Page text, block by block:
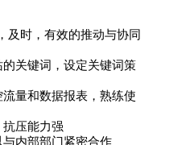
及时，有效的推动与协同
关键词，设定关键词策
量和数据报表，熟练使
压能力强
内部部门紧密合作